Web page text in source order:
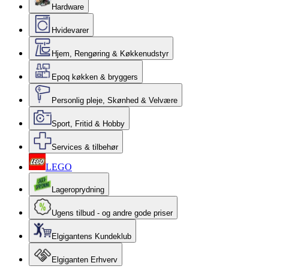
Hardware
Hvidevarer
Hjem, Rengøring & Køkkenudstyr
Epoq køkken & bryggers
Personlig pleje, Skønhed & Velvære
Sport, Fritid & Hobby
Services & tilbehør
LEGO
Lageroprydning
Ugens tilbud - og andre gode priser
Elgigantens Kundeklub
Elgiganten Erhverv